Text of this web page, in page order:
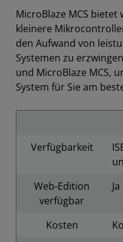
MicroBlaze MCS
kleinere
den Aufwand von
Systemen zu
und MicroBlaze MCS,
System für Sie am
Verfügbarkeit
Web-Edition
verfügbar
Ja
Kosten